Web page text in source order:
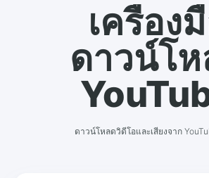
เครื่อง
ดาวน์โ
ดาวน์โหลดวิดีโอและเสียงจาก